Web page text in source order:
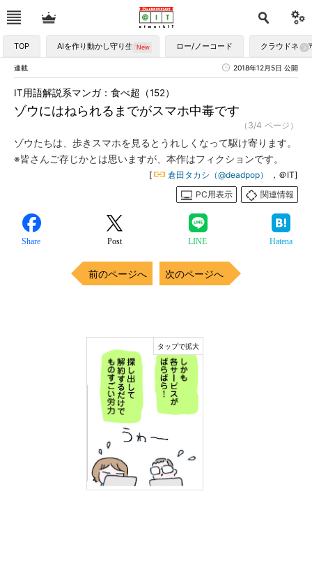
TOP AIを作り動かし守り生かす ロー/ノーコード クラウドネイ
連載 2018年12月5日 公開
ゾウにはねられるまでがスマホ中毒です
IT用語解説系マンガ：食べ超（152）
（3/4 ページ）
ゾウたちは、歩きスマホを見るとうれしくなって駆け寄ります。
※皆さんご存じかとは思いますが、本作はフィクションです。
[ 倉田タカシ（@deadpop）
，＠IT]
PC用表示
関連情報
Share Post LINE Hatena
前のページへ 次のページへ